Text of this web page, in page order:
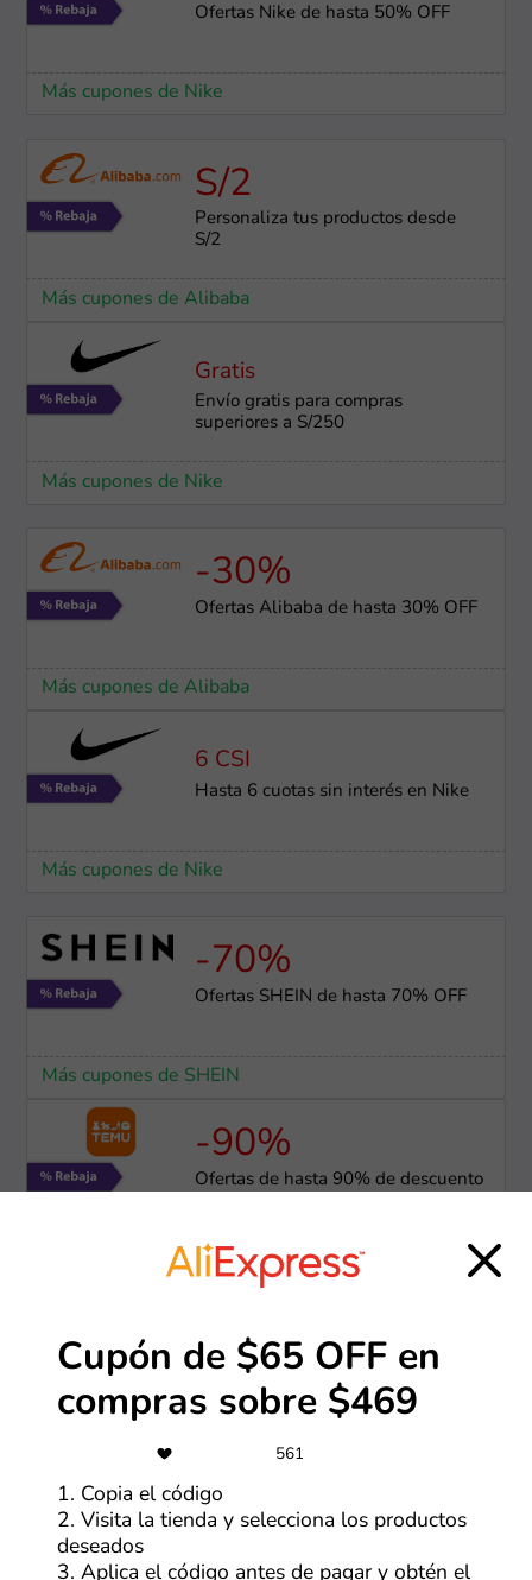
Ofertas Nike de hasta 50% OFF
Más cupones de Nike
S/2
Personaliza tus productos desde
S/2
Más cupones de Alibaba
Gratis
Envío gratis para compras
superiores a S/250
Más cupones de Nike
-30%
Ofertas Alibaba de hasta 30% OFF
Más cupones de Alibaba
6 CSI
Hasta 6 cuotas sin interés en Nike
Más cupones de Nike
-70%
Ofertas SHEIN de hasta 70% OFF
Más cupones de SHEIN
-90%
Ofertas de hasta 90% de descuento
Más cupones de Temu
Cupón de $65 OFF en
compras sobre $469
561
1. Copia el código
2. Visita la tienda y selecciona los productos
deseados
3. Aplica el código antes de pagar y obtén el
Zapatos y zapatillas descuentos y
Hay algo que casi todos hemos vivido alguna vez:
comprar unos zapatos que se ven increíbles, pero
descubrir después de unas horas que no eran tan
cómodos como parecían. Rozaduras, dolor en los pies,